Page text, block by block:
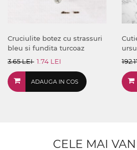
Cruciulite botez cu strassuri
bleu si fundita turcoaz
3.65 LEI 1.74 LEI
ADAUGA IN COS
CELE MAI